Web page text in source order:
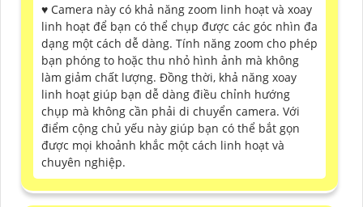
♥️ Camera này có khả năng zoom linh hoạt và xoay
linh hoạt để bạn có thể chụp được các góc nhìn đa
dạng một cách dễ dàng. Tính năng zoom cho phép
bạn phóng to hoặc thu nhỏ hình ảnh mà không
làm giảm chất lượng. Đồng thời, khả năng xoay
linh hoạt giúp bạn dễ dàng điều chỉnh hướng
chụp mà không cần phải di chuyển camera. Với
điểm cộng chủ yếu này giúp bạn có thể bắt gọn
được mọi khoảnh khắc một cách linh hoạt và
chuyên nghiệp.